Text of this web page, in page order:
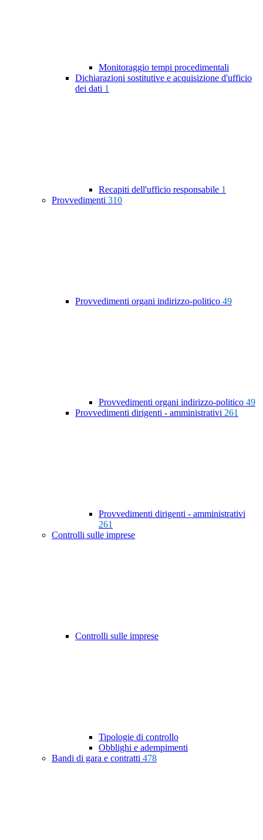
Monitoraggio tempi procedimentali
Dichiarazioni sostitutive e acquisizione d'ufficio
dei dati 1
Recapiti dell'ufficio responsabile 1
Provvedimenti 310
Provvedimenti organi indirizzo-politico 49
Provvedimenti organi indirizzo-politico 49
Provvedimenti dirigenti - amministrativi 261
Provvedimenti dirigenti - amministrativi
261
Controlli sulle imprese
Controlli sulle imprese
Tipologie di controllo
Obblighi e adempimenti
Bandi di gara e contratti 478